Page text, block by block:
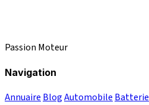
Passion Moteur
Navigation
Annuaire BlogAutomobile Batterie